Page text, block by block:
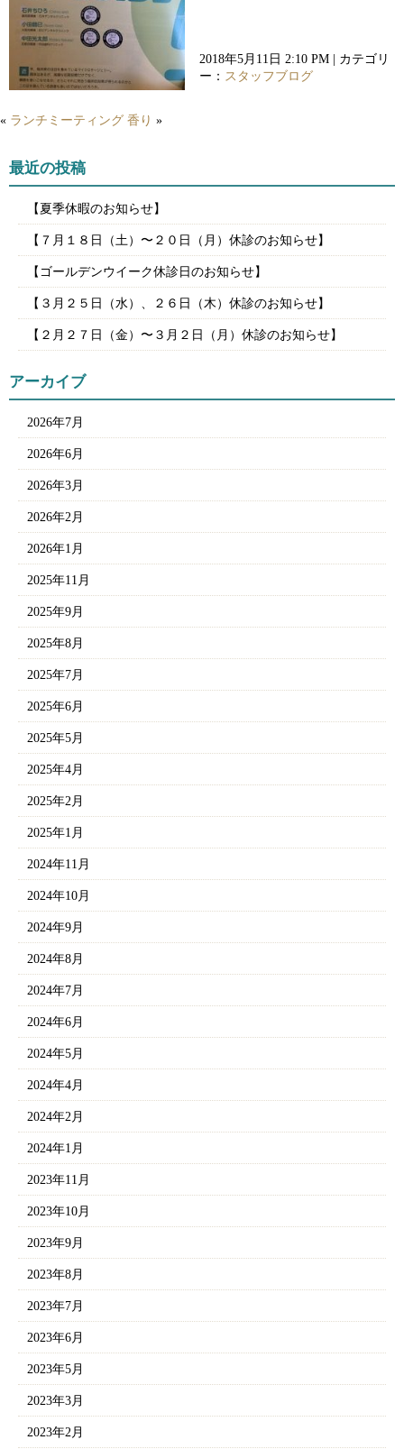
2018年5月11日 2:10 PM | カテゴリ
ー： スタッフブログ
« ランチミーティング 香り »
最近の投稿
【夏季休暇のお知らせ】
【７月１８日（土）〜２０日（月）休診のお知らせ】
【ゴールデンウイーク休診日のお知らせ】
【３月２５日（水）、２６日（木）休診のお知らせ】
【２月２７日（金）〜３月２日（月）休診のお知らせ】
アーカイブ
2026年7月
2026年6月
2026年3月
2026年2月
2026年1月
2025年11月
2025年9月
2025年8月
2025年7月
2025年6月
2025年5月
2025年4月
2025年2月
2025年1月
2024年11月
2024年10月
2024年9月
2024年8月
2024年7月
2024年6月
2024年5月
2024年4月
2024年2月
2024年1月
2023年11月
2023年10月
2023年9月
2023年8月
2023年7月
2023年6月
2023年5月
2023年3月
2023年2月